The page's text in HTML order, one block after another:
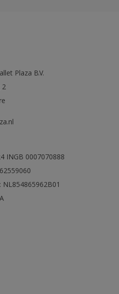
Plaza B.V.
INGB 0007070888